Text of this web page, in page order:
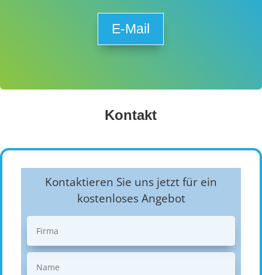
E-Mail
Kontakt
Kontaktieren Sie uns jetzt für ein
kostenloses Angebot